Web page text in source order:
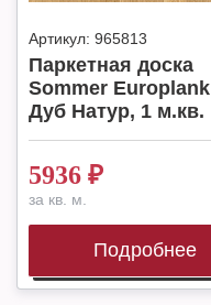
Артикул: 965813
Паркетная доска
Sommer Europlank
Дуб Натур, 1 м.кв.
5936 ₽
за кв. м.
Подробнее